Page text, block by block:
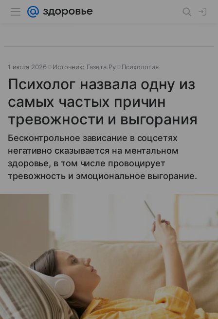
1 июля 2026 Источник: Газета.Ру Психология
Психолог назвала одну из
самых частых причин
тревожности и выгорания
Бесконтрольное зависание в соцсетях
негативно сказывается на ментальном
здоровье, в том числе провоцирует
тревожность и эмоциональное выгорание.